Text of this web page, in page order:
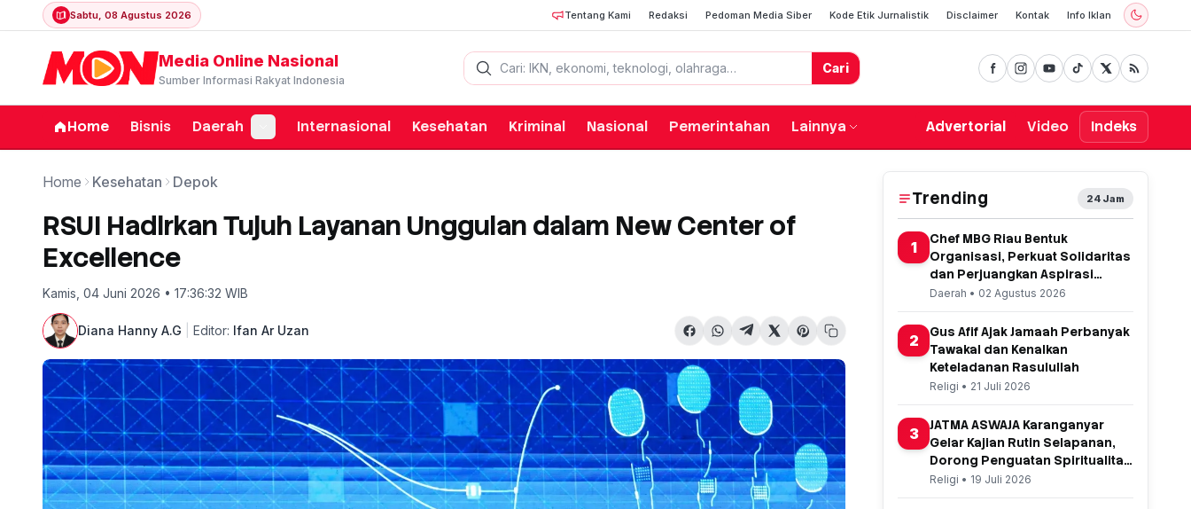
Sabtu, 08 Agustus 2026 Tentang Kami Redaksi Pedoman Media Siber Kode Etik Jurnalistik Disclaimer Kontak Info Iklan
Media Online Nasional
Sumber Informasi Rakyat Indonesia
Cari berita Cari
Home Bisnis Daerah Internasional Kesehatan Kriminal Nasional Pemerintahan Lainnya Advertorial Video Indeks
Home Kesehatan Depok
RSUI Hadirkan Tujuh Layanan Unggulan dalam New Center of
Excellence
Kamis, 04 Juni 2026 • 17:36:32 WIB
Diana Hanny A.G Editor: Ifan Ar Uzan
Trending 24 Jam
1
Chef MBG Riau Bentuk
Organisasi, Perkuat Solidaritas
dan Perjuangkan Aspirasi
Profesi
Daerah • 02 Agustus 2026
2
Gus Afif Ajak Jamaah Perbanyak
Tawakal dan Kenalkan
Keteladanan Rasulullah
Religi • 21 Juli 2026
3
JATMA ASWAJA Karanganyar
Gelar Kajian Rutin Selapanan,
Dorong Penguatan Spiritualitas
dan Ekonomi Umat
Religi • 19 Juli 2026